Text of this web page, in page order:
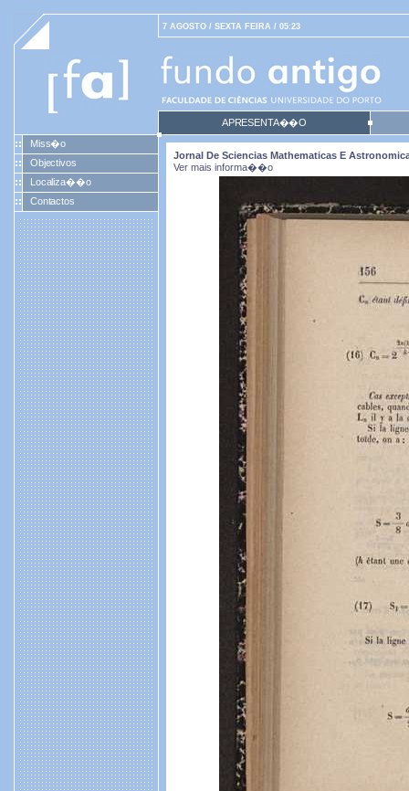
7 AGOSTO / SEXTA FEIRA / 05:23
APRESENTA��O
Miss�o
Objectivos
Localiza��o
Contactos
Jornal De Sciencias Mathematicas E
Ver mais informa��o